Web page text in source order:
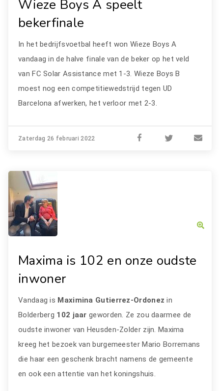
Wieze Boys A speelt
bekerfinale
In het bedrijfsvoetbal heeft won Wieze Boys A
vandaag in de halve finale van de beker op het veld
van FC Solar Assistance met 1-3. Wieze Boys B
moest nog een competitiewedstrijd tegen UD
Barcelona afwerken, het verloor met 2-3.
Zaterdag 26 februari 2022
Maxima is 102 en onze oudste
inwoner
Vandaag is Maximina Gutierrez-Ordonezin
Bolderberg 102 jaargeworden. Ze zou daarmee de
oudste inwoner van Heusden-Zolder zijn. Maxima
kreeg het bezoek van burgemeester Mario Borremans
die haar een geschenk bracht namens de gemeente
en ook een attentie van het koningshuis.